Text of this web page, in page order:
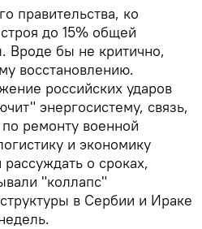
правительства, ко
до 15% общей
Вроде бы не критично,
восстановлению.
российских ударов
энергосистему, связь,
ремонту военной
и экономику
о сроках,
"коллапс"
в Сербии и Ираке